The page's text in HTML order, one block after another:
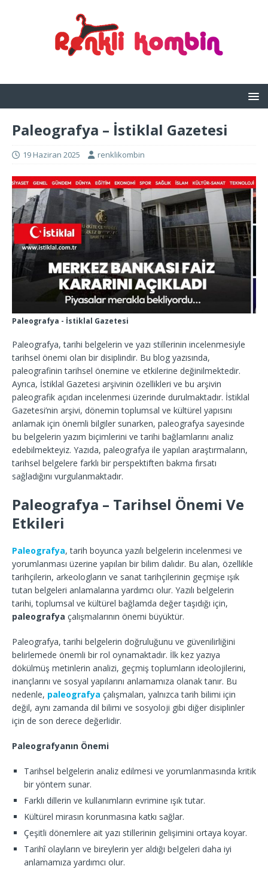
Paleografya – İstiklal Gazetesi
19 Haziran 2025 renklikombin
Paleografya - İstiklal Gazetesi
Paleografya, tarihi belgelerin ve yazı stillerinin incelenmesiyle
tarihsel önemi olan bir disiplindir. Bu blog yazısında,
paleografinin tarihsel önemine ve etkilerine değinilmektedir.
Ayrıca, İstiklal Gazetesi arşivinin özellikleri ve bu arşivin
paleografik açıdan incelenmesi üzerinde durulmaktadır. İstiklal
Gazetesi’nin arşivi, dönemin toplumsal ve kültürel yapısını
anlamak için önemli bilgiler sunarken, paleografya sayesinde
bu belgelerin yazım biçimlerini ve tarihi bağlamlarını analiz
edebilmekteyiz. Yazıda, paleografya ile yapılan araştırmaların,
tarihsel belgelere farklı bir perspektiften bakma fırsatı
sağladığını vurgulanmaktadır.
Paleografya – Tarihsel Önemi Ve
Etkileri
Paleografya, tarih boyunca yazılı belgelerin incelenmesi ve
yorumlanması üzerine yapılan bir bilim dalıdır. Bu alan, özellikle
tarihçilerin, arkeologların ve sanat tarihçilerinin geçmişe ışık
tutan belgeleri anlamalarına yardımcı olur. Yazılı belgelerin
tarihi, toplumsal ve kültürel bağlamda değer taşıdığı için,
paleografya çalışmalarının önemi büyüktür.
Paleografya, tarihi belgelerin doğruluğunu ve güvenilirliğini
belirlemede önemli bir rol oynamaktadır. İlk kez yazıya
dökülmüş metinlerin analizi, geçmiş toplumların ideolojilerini,
inançlarını ve sosyal yapılarını anlamamıza olanak tanır. Bu
nedenle, paleografya çalışmaları, yalnızca tarih bilimi için
değil, aynı zamanda dil bilimi ve sosyoloji gibi diğer disiplinler
için de son derece değerlidir.
Paleografyanın Önemi
Tarihsel belgelerin analiz edilmesi ve yorumlanmasında kritik
bir yöntem sunar.
Farklı dillerin ve kullanımların evrimine ışık tutar.
Kültürel mirasın korunmasına katkı sağlar.
Çeşitli dönemlere ait yazı stillerinin gelişimini ortaya koyar.
Tarihî olayların ve bireylerin yer aldığı belgeleri daha iyi
anlamamıza yardımcı olur.